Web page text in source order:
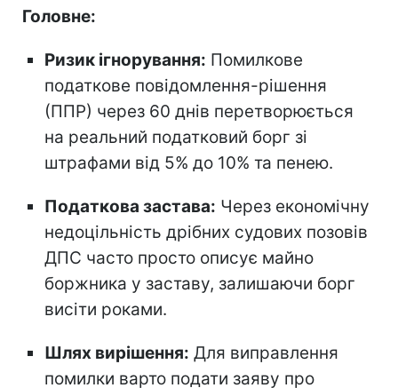
Головне:
Ризик ігнорування: Помилкове
податкове повідомлення-рішення
(ППР) через 60 днів перетворюється
на реальний податковий борг зі
штрафами від 5% до 10% та пенею.
Податкова застава: Через економічну
недоцільність дрібних судових позовів
ДПС часто просто описує майно
боржника у заставу, залишаючи борг
висіти роками.
Шлях вирішення: Для виправлення
помилки варто подати заяву про